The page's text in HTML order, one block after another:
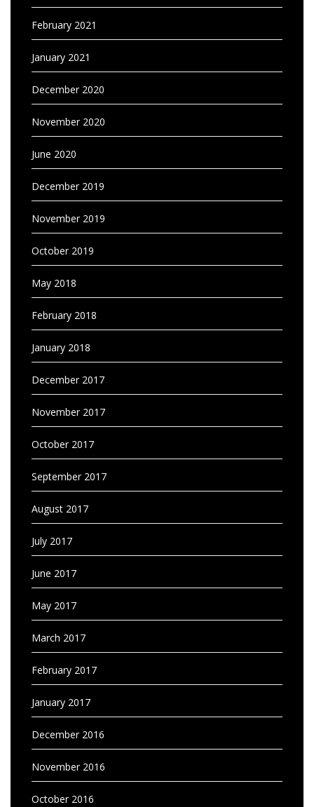
February 2021
January 2021
December 2020
November 2020
June 2020
December 2019
November 2019
October 2019
May 2018
February 2018
January 2018
December 2017
November 2017
October 2017
September 2017
August 2017
July 2017
June 2017
May 2017
March 2017
February 2017
January 2017
December 2016
November 2016
October 2016